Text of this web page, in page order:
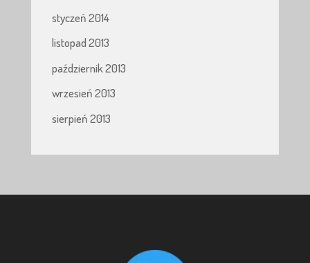
styczeń 2014
listopad 2013
październik 2013
wrzesień 2013
sierpień 2013